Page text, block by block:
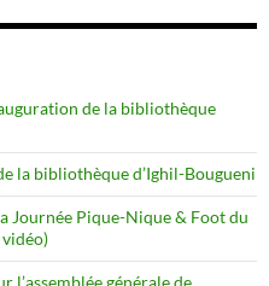
de la bibliothèque
la bibliothèque d’Ighil-Bougueni
Journée Pique-Nique & Foot du